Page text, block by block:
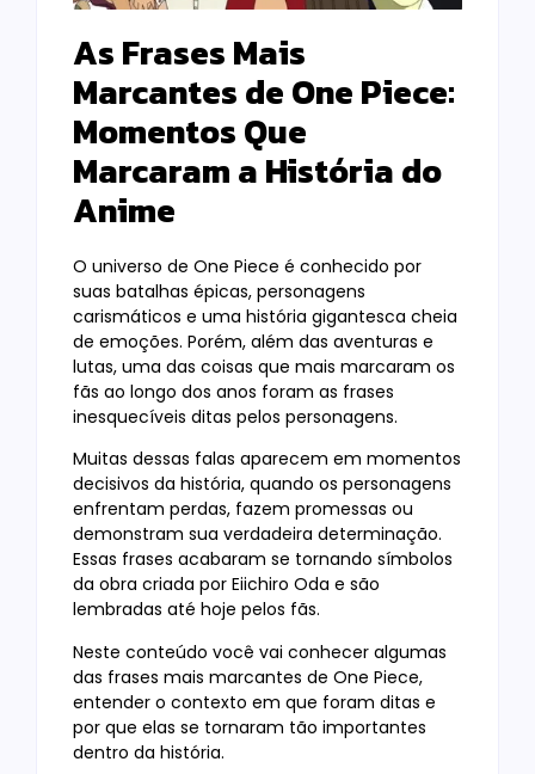
As Frases Mais
Marcantes de One Piece:
Momentos Que
Marcaram a História do
Anime
O universo de One Piece é conhecido por
suas batalhas épicas, personagens
carismáticos e uma história gigantesca cheia
de emoções. Porém, além das aventuras e
lutas, uma das coisas que mais marcaram os
fãs ao longo dos anos foram as frases
inesquecíveis ditas pelos personagens.
Muitas dessas falas aparecem em momentos
decisivos da história, quando os personagens
enfrentam perdas, fazem promessas ou
demonstram sua verdadeira determinação.
Essas frases acabaram se tornando símbolos
da obra criada por Eiichiro Oda e são
lembradas até hoje pelos fãs.
Neste conteúdo você vai conhecer algumas
das frases mais marcantes de One Piece,
entender o contexto em que foram ditas e
por que elas se tornaram tão importantes
dentro da história.